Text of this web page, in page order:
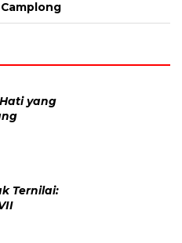
yang
Ternilai: